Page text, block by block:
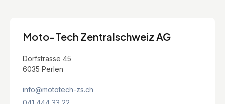
Moto-Tech Zentralschweiz AG
Dorfstrasse 45
6035 Perlen
info@mototech-zs.ch